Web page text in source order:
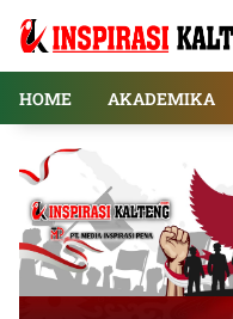
HOME
AKADEMIKA